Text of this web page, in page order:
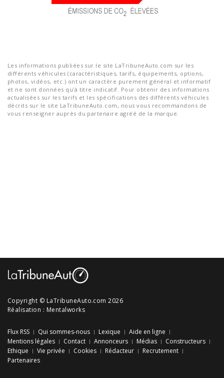
Les informations publiées sur le site LaTribuneAuto.com sur les
différents véhicules (caractéristiques, tarifs, équipements, options,
photos, vidéos, etc.) ont un caractère purement général et informatif
et ne sont données qu'à titre indicatif. Pour obtenir des informations
actualisées sur les tarifs et les spécifications des différents véhicules
décrits sur le site LaTribuneAuto.com, nous vous recommandons de
vous renseigner auprès du partenaire agréé de la marque.
Copyright © LaTribuneAuto.com 2026
Réalisation : Mentalworks
Flux RSS Qui sommes-nous Lexique
Aide en ligne
Mentions légales
Contact Annonceurs Médias
Constructeurs
Ethique
Vie privée Cookies Rédacteur
Recrutement
Partenaires